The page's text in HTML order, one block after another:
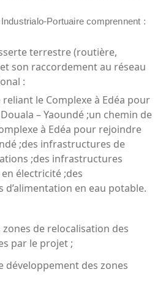
Portuaire comprennent :
terrestre (routière,
son raccordement au réseau
:
le Complexe à Edéa pour
– Yaoundé ;un chemin de
à Edéa pour rejoindre
;des infrastructures de
;des infrastructures
électricité ;des
en eau potable.
zones de relocalisation des
par le projet ;
développement des zones